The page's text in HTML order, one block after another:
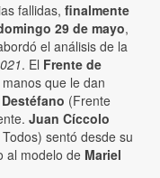
fallidas, finalmente
29 de mayo,
el análisis de la
. El Frente de
que le dan
(Frente
Juan Cíccolo
sentó desde su
al modelo de Mariel